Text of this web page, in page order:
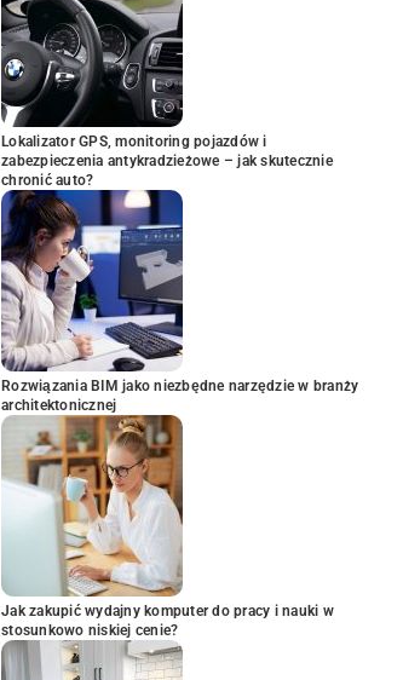
Lokalizator GPS, monitoring pojazdów i
zabezpieczenia antykradzieżowe – jak skutecznie
chronić auto?
Rozwiązania BIM jako niezbędne narzędzie w branży
architektonicznej
Jak zakupić wydajny komputer do pracy i nauki w
stosunkowo niskiej cenie?